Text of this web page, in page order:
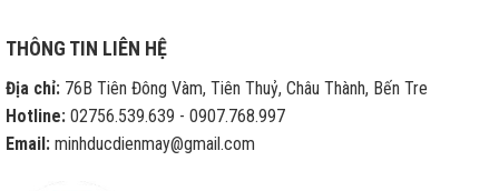
động
sửa
iPhone
THÔNG TIN LIÊN HỆ
Địa chỉ: 76B Tiên Đông Vàm, Tiên Thuỷ, Châu Thành, Bến Tre
Hotline: 02756.539.639 - 0907.768.997
Email: minhducdienmay@gmail.com